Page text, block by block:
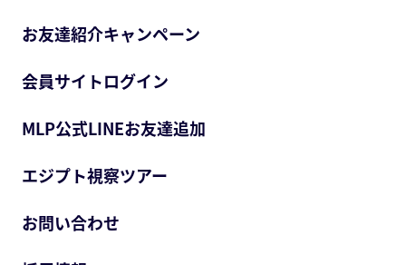
お友達紹介キャンペーン
会員サイトログイン
MLP公式LINEお友達追加
エジプト視察ツアー
お問い合わせ